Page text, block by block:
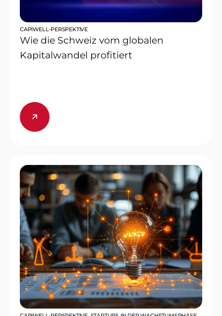
CAPIWELL-PERSPEKTIVE
Wie die Schweiz vom globalen
Kapitalwandel profitiert